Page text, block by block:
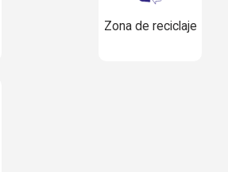
Zona de reciclaje